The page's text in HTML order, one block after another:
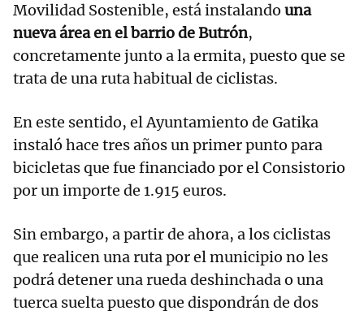
Movilidad Sostenible, está instalando una
nueva área en el barrio de Butrón,
concretamente junto a la ermita, puesto que se
trata de una ruta habitual de ciclistas.
En este sentido, el Ayuntamiento de Gatika
instaló hace tres años un primer punto para
bicicletas que fue financiado por el Consistorio
por un importe de 1.915 euros.
Sin embargo, a partir de ahora, a los ciclistas
que realicen una ruta por el municipio no les
podrá detener una rueda deshinchada o una
tuerca suelta puesto que dispondrán de dos